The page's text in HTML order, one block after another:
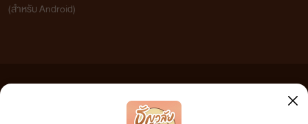
(สำหรับ Android)
เว็บไซต์แห่งนี้ไม่ได้เห็นด้วยและไม่ขอรับผิดชอบต่อข้อความใดๆ ทั้งสิ้น ดังนั้นผู้อ่านทุกท่านโปรดใช้
วิจารณญาณในการกลั่นกรองด้วยตนเอง และหากท่านพบข้อความใดๆ ที่ขัดต่อกฎหมายและศีลธรรม